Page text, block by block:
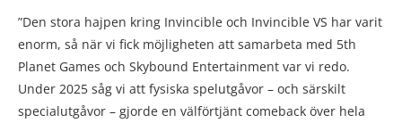
”Den stora hajpen kring Invincible och Invincible VS har varit
enorm, så när vi fick möjligheten att samarbeta med 5th
Planet Games och Skybound Entertainment var vi redo.
Under 2025 såg vi att fysiska spelutgåvor – och särskilt
specialutgåvor – gjorde en välförtjänt comeback över hela